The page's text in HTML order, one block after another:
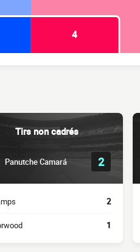
4
Tirs non cadrés
Panutche Camará 2
2
1